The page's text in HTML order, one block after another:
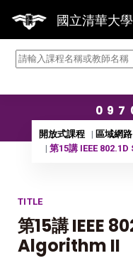
國立清華大
開放式課程
區域網路
第15講 IEEE
TITLE
第15講 IEEE
Algorithm II